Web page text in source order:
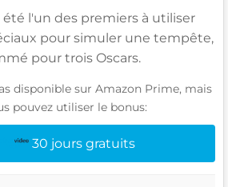
été l'un des premiers à utiliser
pour simuler une tempête,
pour trois Oscars.
disponible sur Amazon Prime, mais
pouvez utiliser le bonus:
30 jours gratuits